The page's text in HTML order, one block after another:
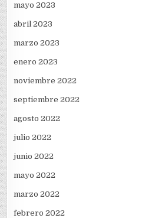
mayo 2023
abril 2023
marzo 2023
enero 2023
noviembre 2022
septiembre 2022
agosto 2022
julio 2022
junio 2022
mayo 2022
marzo 2022
febrero 2022